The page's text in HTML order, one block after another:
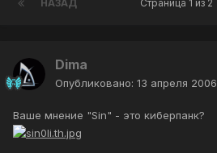
НАЗАД Страница 1 из 2
Dima
Опубликовано: 13 апреля 2006
Ваше мнение "Sin" - это киберпанк?